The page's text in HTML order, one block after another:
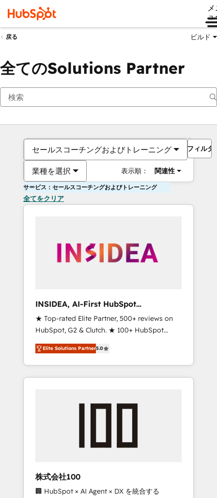
ュ
戻る ビルド
全てのSolutions Partner
セールスコーチングおよびトレーニング
業種を選択 表示順： 関連性
フィルタ
サービス：セールスコーチングおよびトレーニング
全てをクリア
INSIDEA, AI-First HubSpot
Onboarding & RevOps
★ Top-rated Elite Partner, 500+ reviews on
HubSpot, G2 & Clutch. ★ 100+ HubSpot
Certified Experts & Trainers across the team
★ 1,500+ implementations across five
continents ★ AI-First, RevOps-led,
Onboarding obsessed ★ Company of the
engine. We onboard your team, migrate your
from any legacy CRM. Zero downtime, full
data integrity. ➤ Implementation: Configure
Elite Solutions Partner5.0
株式会社100
🏢 HubSpot × AI Agent × DX を統合する